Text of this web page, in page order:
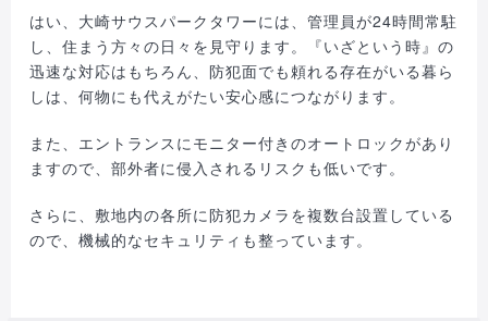
はい、大崎サウスパークタワーには、管理員が24時間常駐
し、住まう方々の日々を見守ります。『いざという時』の
迅速な対応はもちろん、防犯面でも頼れる存在がいる暮ら
しは、何物にも代えがたい安心感につながります。
また、エントランスにモニター付きのオートロックがあり
ますので、部外者に侵入されるリスクも低いです。
さらに、敷地内の各所に防犯カメラを複数台設置している
ので、機械的なセキュリティも整っています。